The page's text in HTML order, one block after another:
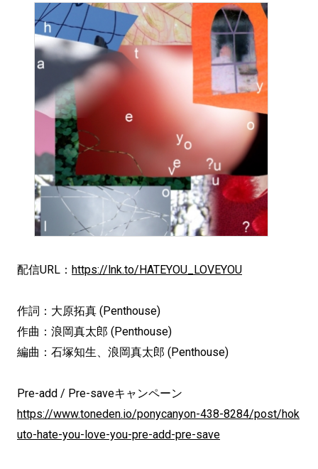
配信URL： https://lnk.to/HATEYOU_LOVEYOU
作詞：大原拓真 (Penthouse)
作曲：浪岡真太郎 (Penthouse)
編曲：石塚知生、浪岡真太郎 (Penthouse)
Pre-add / Pre-saveキャンペーン
https://www.toneden.io/ponycanyon-438-8284/post/hok
uto-hate-you-love-you-pre-add-pre-save